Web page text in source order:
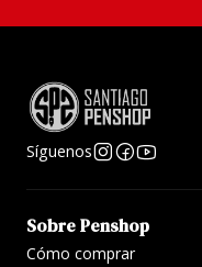
Síguenos
Sobre Penshop
Cómo comprar